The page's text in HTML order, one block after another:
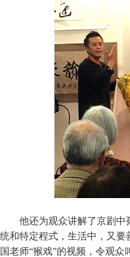
他还为观众讲解了京剧中
统和特定程式，生活中，又
国老师“猴戏”的视频，令观